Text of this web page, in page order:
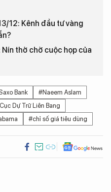
12: Kênh đầu tư vàng
thở chờ cuộc họp của
Bank
#Naeem Aslam
Dự Trữ Liên Bang
#chỉ số giá tiêu dùng